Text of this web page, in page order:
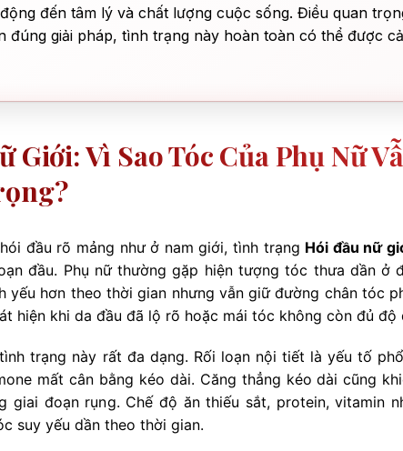
đến tâm lý và chất lượng cuộc sống. Điều quan
đúng giải pháp, tình trạng này hoàn toàn có thể được
Giới: Vì Sao Tóc Của Phụ Nữ
đầu rõ mảng như ở nam giới, tình trạng Hói đầu nữ
đầu. Phụ nữ thường gặp hiện tượng tóc thưa dần ở
yếu hơn theo thời gian nhưng vẫn giữ đường chân tóc
hiện khi da đầu đã lộ rõ hoặc mái tóc không còn đủ
trạng này rất đa dạng. Rối loạn nội tiết là yếu tố
mất cân bằng kéo dài. Căng thẳng kéo dài cũng
giai đoạn rụng. Chế độ ăn thiếu sắt, protein, vitamin
suy yếu dần theo thời gian.